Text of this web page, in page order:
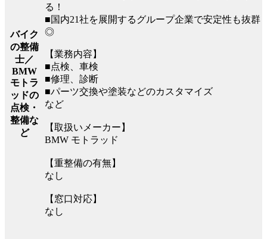
バイク
の整備
士／
BMW
モトラ
ッドの
点検・
整備な
ど
る！
■国内21社を展開するグループ企業で安定性も抜群
◎
【業務内容】
■点検、車検
■修理、診断
■パーツ交換や塗装などのカスタマイズ
など
【取扱いメーカー】
BMW モトラッド
【重整備の有無】
なし
【窓口対応】
なし